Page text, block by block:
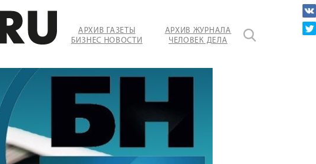
АРХИВ ГАЗЕТЫ
БИЗНЕС НОВОСТИ
АРХИВ ЖУРНАЛА
ЧЕЛОВЕК ДЕЛА